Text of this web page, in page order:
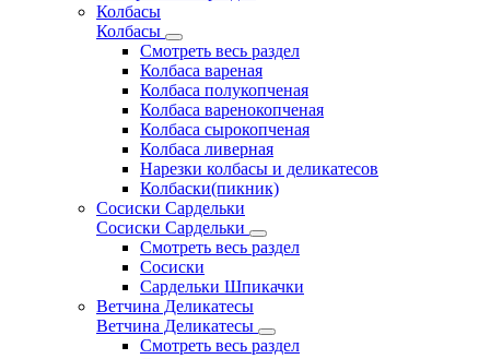
Колбасы
Колбасы
Смотреть весь раздел
Колбаса вареная
Колбаса полукопченая
Колбаса варенокопченая
Колбаса сырокопченая
Колбаса ливерная
Нарезки колбасы и деликатесов
Колбаски(пикник)
Сосиски Сардельки
Сосиски Сардельки
Смотреть весь раздел
Сосиски
Сардельки Шпикачки
Ветчина Деликатесы
Ветчина Деликатесы
Смотреть весь раздел